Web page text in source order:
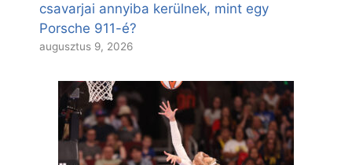
csavarjai annyiba kerülnek, mint egy
Porsche 911-é?
augusztus 9, 2026